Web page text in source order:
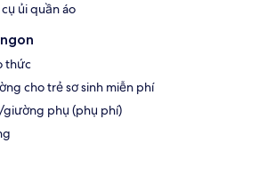
ủi quần áo
thức
cho trẻ sơ sinh miễn phí
phụ (phụ phí)